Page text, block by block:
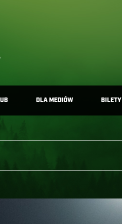
DLA MEDIÓW BILETY